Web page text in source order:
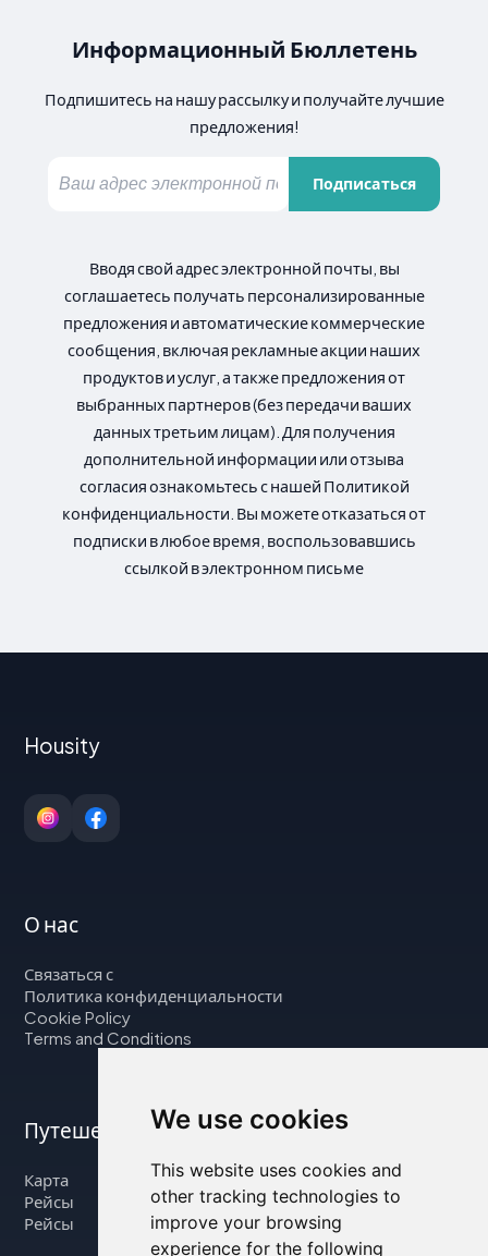
We use cookies
This website uses cookies and
other tracking technologies to
improve your browsing
experience for the following
Информационный Бюллетень
Подпишитесь на нашу рассылку и получайте лучшие
предложения!
Подписаться
Вводя свой адрес электронной почты, вы
соглашаетесь получать персонализированные
предложения и автоматические коммерческие
сообщения, включая рекламные акции наших
продуктов и услуг, а также предложения от
выбранных партнеров (без передачи ваших
данных третьим лицам). Для получения
дополнительной информации или отзыва
согласия ознакомьтесь с нашей Политикой
конфиденциальности. Вы можете отказаться от
подписки в любое время, воспользовавшись
ссылкой в электронном письме
Housity
О нас
Связаться с
Политика конфиденциальности
Cookie Policy
Terms and Conditions
Путешествуйте с нами
Карта
Рейсы
Рейсы